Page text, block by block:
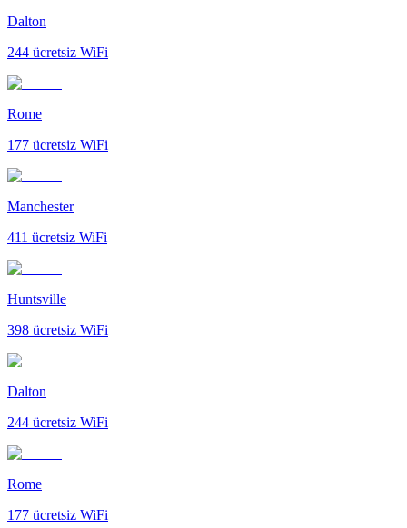
Dalton
244 ücretsiz WiFi
Rome
177 ücretsiz WiFi
Manchester
411 ücretsiz WiFi
Huntsville
398 ücretsiz WiFi
Dalton
244 ücretsiz WiFi
Rome
177 ücretsiz WiFi